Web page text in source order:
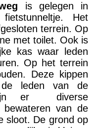
is gelegen in
Het
terrein. Op
met toilet. Ook is
kas waar leden
Op het terrein
Deze kippen
de leden van de
zijn er diverse
van de
sloot. De grond op